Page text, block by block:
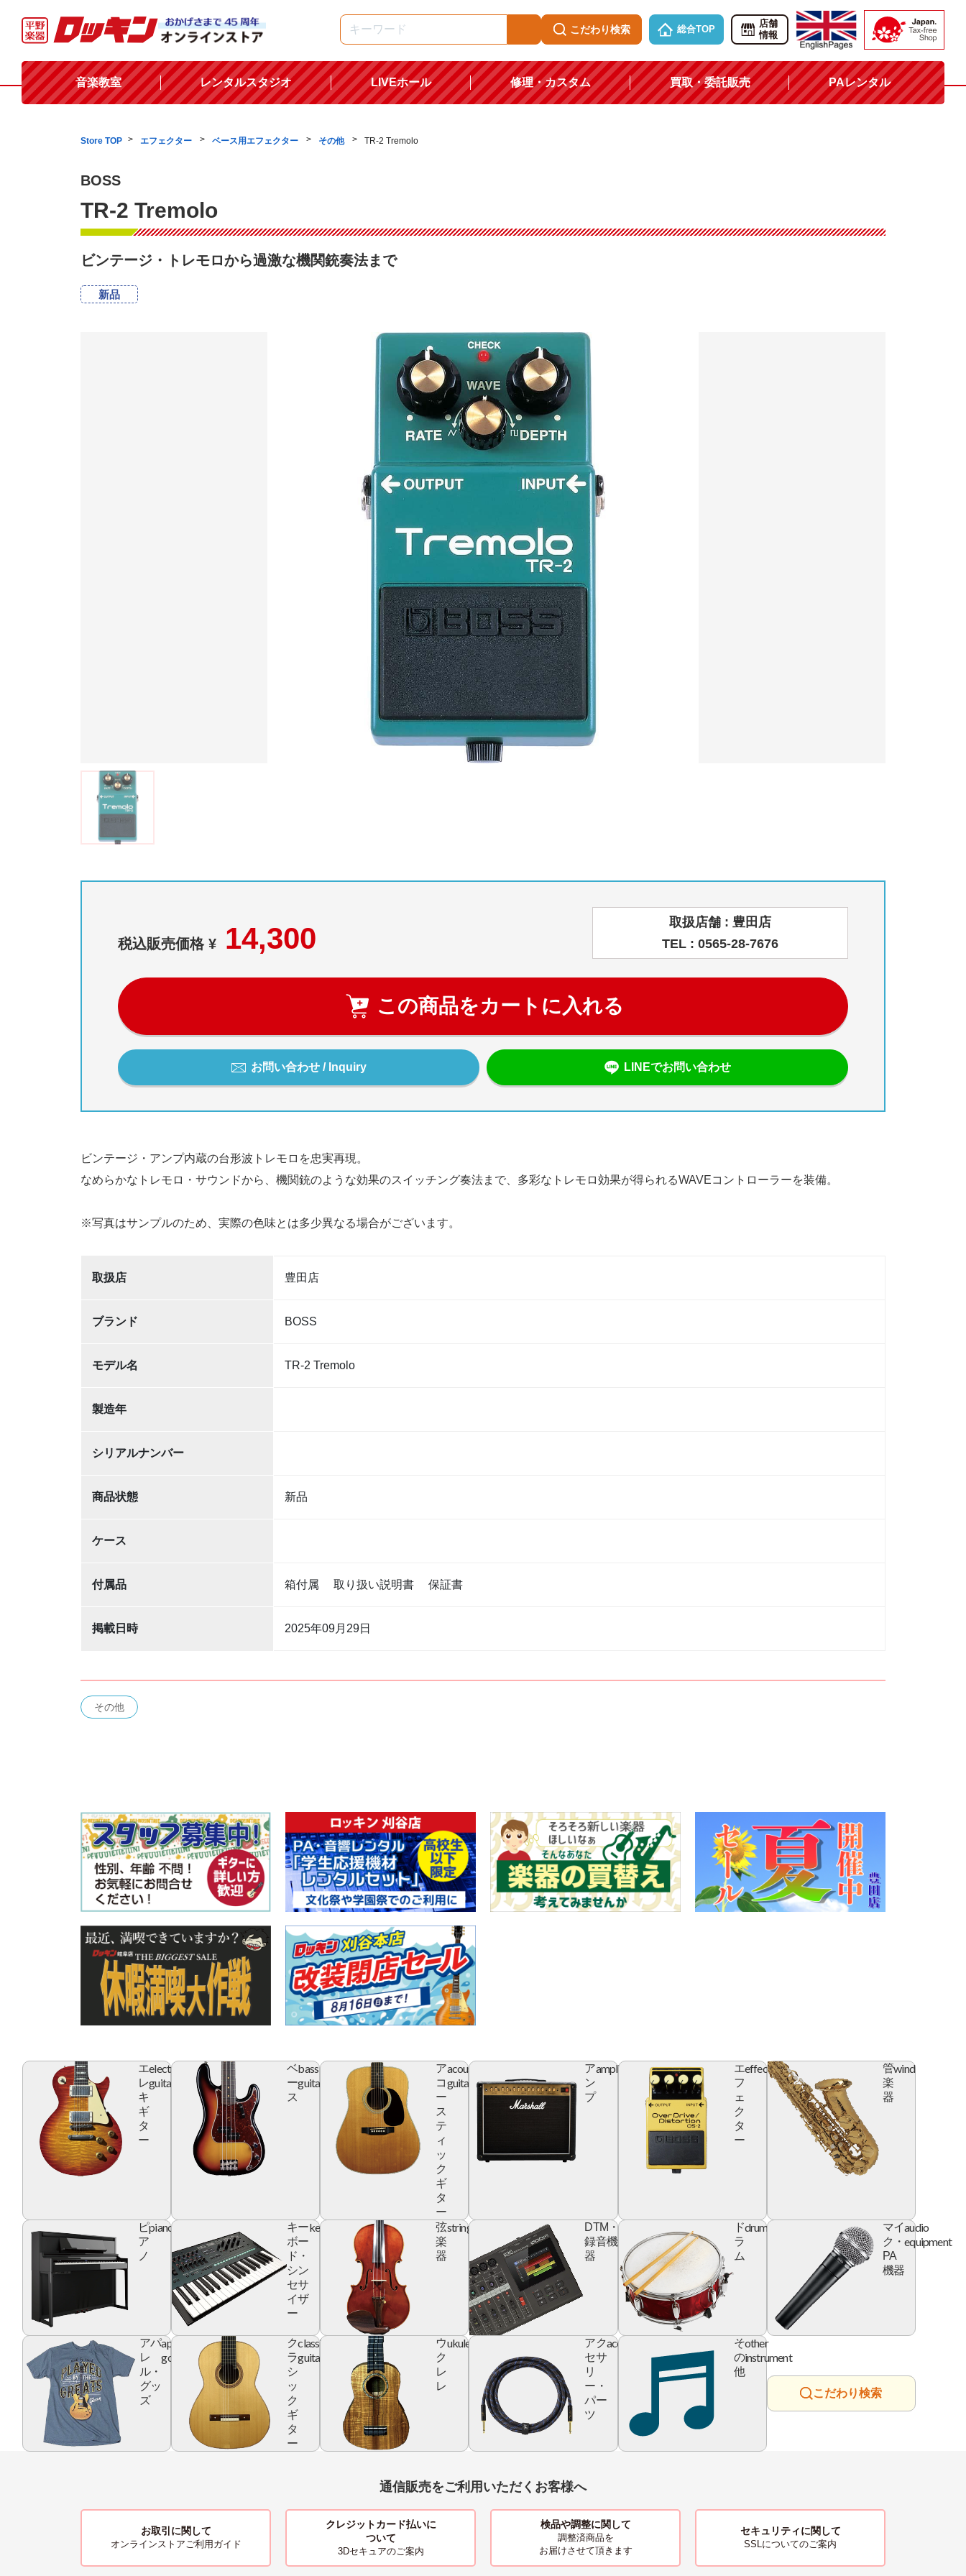
こだわり検索 総合TOP
店舗
情報
音楽教室 レンタルスタジオ LIVEホール 修理・カスタム 買取・委託販売 PAレンタル
Store TOP エフェクター ベース用エフェクター その他 TR-2 Tremolo
BOSS
TR-2 Tremolo
ビンテージ・トレモロから過激な機関銃奏法まで
新品
税込販売価格 ¥ 14,300
取扱店舗 : 豊田店
TEL : 0565-28-7676
この商品をカートに入れる
お問い合わせ / Inquiry LINEでお問い合わせ
ビンテージ・アンプ内蔵の台形波トレモロを忠実再現。
なめらかなトレモロ・サウンドから、機関銃のような効果のスイッチング奏法まで、多彩なトレモロ効果が得られるWAVEコントローラーを装備。
※写真はサンプルのため、実際の色味とは多少異なる場合がございます。
取扱店 豊田店
ブランド BOSS
モデル名 TR-2 Tremolo
製造年
シリアルナンバー
商品状態 新品
ケース
付属品 箱付属 取り扱い説明書 保証書
掲載日時 2025年09月29日
その他
エ
レ
キ
ギ
タ
ー
electric
guitar
ベ
ー
ス
bass
guitar
ア
コ
ー
ス
テ
ィ
ッ
ク
ギ
タ
ー
acoustic
guitar
ア
ン
プ
amplifier
エ
フ
ェ
ク
タ
ー
effector
管
楽
器
wind
ピ
ア
ノ
piano
キー
ボー
ド・
シン
セサ
イザ
ー
keyboard
弦
楽
器
string
DTM・
録音機
器
digital
device
ド
ラ
ム
drum
マイ
ク・
PA
機器
audio
equipment
アパ
レ
ル・
グッ
ズ
apparel
goods
ク
ラ
シ
ッ
ク
ギ
タ
ー
classic
guitar
ウ
ク
レ
レ
ukulele
アク
セサ
リ
ー・
パー
ツ
accessory
そ
の
他
other
instrument
こだわり検索
通信販売をご利用いただくお客様へ
お取引に関して
オンラインストアご利用ガイド
クレジットカード払いに
ついて
3Dセキュアのご案内
検品や調整に関して
調整済商品を
お届けさせて頂きます
セキュリティに関して
SSLについてのご案内